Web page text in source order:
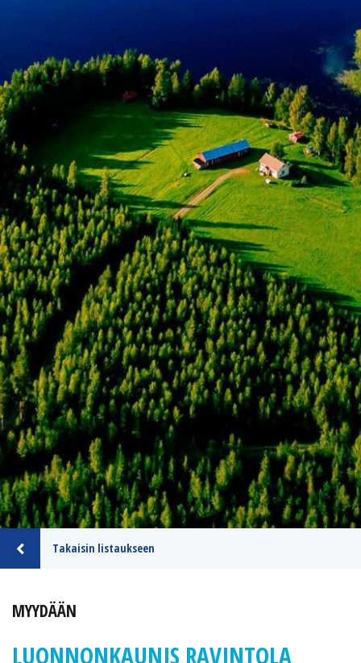
Takaisin listaukseen
MYYDÄÄN
LUONNONKAUNIS RAVINTOLA